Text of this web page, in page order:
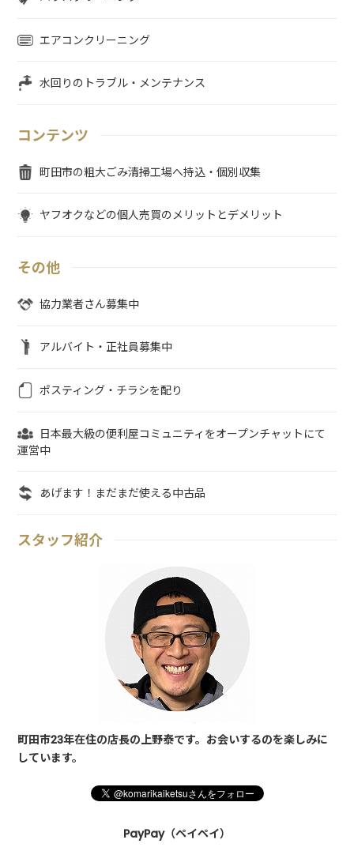
エアコンクリーニング
水回りのトラブル・メンテナンス
コンテンツ
町田市の粗大ごみ清掃工場へ持込・個別収集
ヤフオクなどの個人売買のメリットとデメリット
その他
協力業者さん募集中
アルバイト・正社員募集中
ポスティング・チラシを配り
日本最大級の便利屋コミュニティをオープンチャットにて
運営中
あげます！まだまだ使える中古品
スタッフ紹介
町田市23年在住の店長の上野泰です。お会いするのを楽しみに
しています。
PayPay（ペイペイ）